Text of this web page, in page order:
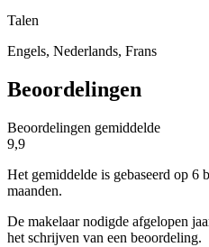
Talen
Engels, Nederlands, Frans
Beoordelingen
Beoordelingen gemiddelde
9,9
Het gemiddelde is gebaseerd op 6
maanden.
De makelaar nodigde afgelopen
het schrijven van een beoordeling.